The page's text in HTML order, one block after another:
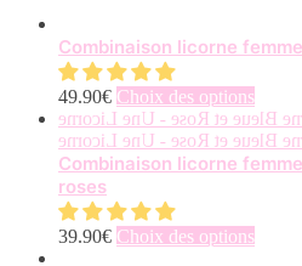
Combinaison licorne
49.90€ Choix des optionsCe
a
options
Combinaison licorne
roses
39.90€ Choix des optionsCe